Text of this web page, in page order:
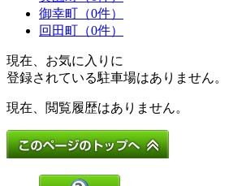
御幸町（0件）
回田町（0件）
現在、お気に入りに
登録されている駐車場はありません。
現在、閲覧履歴はありません。